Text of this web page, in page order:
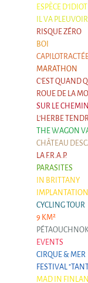
9 km²
Events
Cirque & Mer
Cirque &
Cirque &
Previous
Festival
What's
Previous
International
The approach
MOST - A
and
ESPÈCE D'IDIOT
IL VA PLEUVOIR
RISQUE ZÉRO
BOI
MARATHON
C'EST QUAND
ROUE DE LA
SUR LE
L'HERBE
THE WAGON
CHÂTEAU
LA F.R.A.P.
PARASITES
IN BRITTANY
CYCLING TOUR
9 KM²
EVENTS
CIRQUE & MER
FESTIVAL
MAD IN